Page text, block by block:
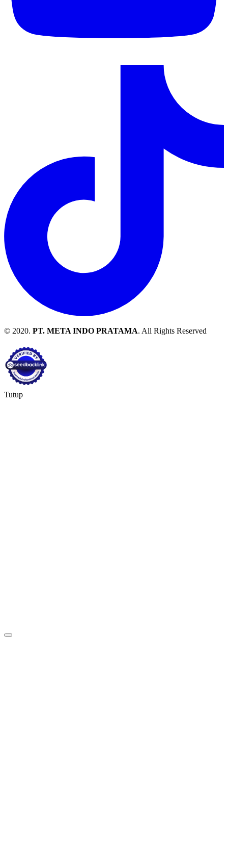
© 2020. PT. META INDO PRATAMA. All Rights Reserved
Tutup